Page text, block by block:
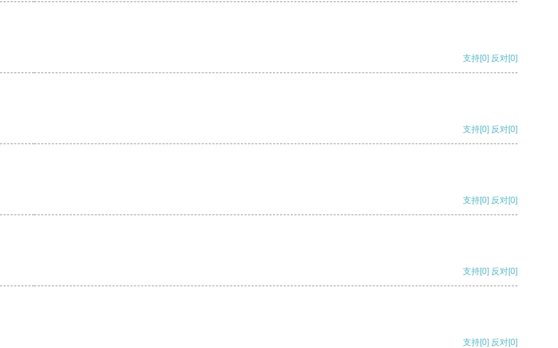
支持[0] 反对[0]
支持[0] 反对[0]
支持[0] 反对[0]
支持[0] 反对[0]
支持[0] 反对[0]